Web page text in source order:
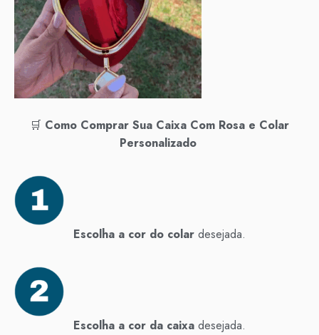
🛒 Como Comprar Sua Caixa Com Rosa e Colar
Personalizado
Escolha a cor do colar desejada.
Escolha a cor da caixa desejada.